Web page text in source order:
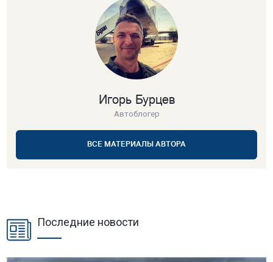
Игорь Бурцев
Автоблогер
ВСЕ МАТЕРИАЛЫ АВТОРА
Последние новости